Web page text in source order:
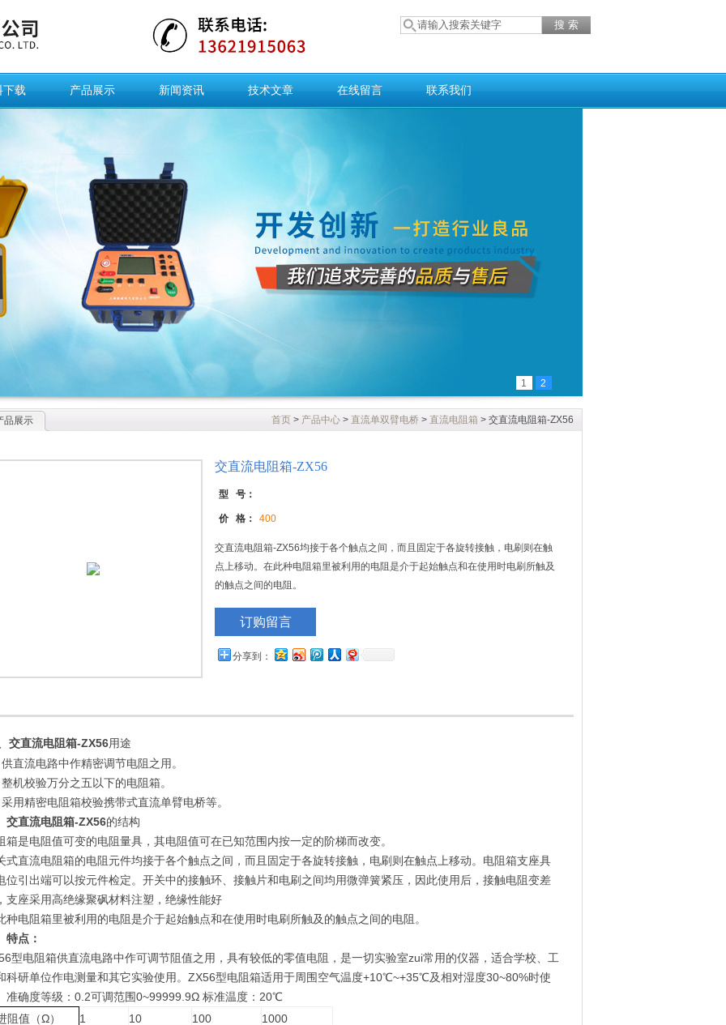
下载 产品展示 新闻资讯 技术文章 在线留言 联系我们
1 2
品展示 首页 > 产品中心 > 直流单双臂电桥 > 直流电阻箱 > 交直流电阻箱-ZX56
交直流电阻箱-ZX56
型 号：
价 格： 400
交直流电阻箱-ZX56均接于各个触点之间，而且固定于各旋转接触，电刷则在触
点上移动。在此种电阻箱里被利用的电阻是介于起始触点和在使用时电刷所触及
的触点之间的电阻。
订购留言
分享到：
交直流电阻箱-ZX56用途
直流电路中作精密调节电阻之用。
机校验万分之五以下的电阻箱。
用精密电阻箱校验携带式直流单臂电桥等。
交直流电阻箱-ZX56的结构
箱是电阻值可变的电阻量具，其电阻值可在已知范围内按一定的阶梯而改变。
式直流电阻箱的电阻元件均接于各个触点之间，而且固定于各旋转接触，电刷则在触点上移动。 电阻箱支座具
位引出端可以按元件检定。开关中的接触环、接触片和电刷之间均用微弹簧紧压，因此使用后，接触电阻变差
支座采用高绝缘聚砜材料注塑，绝缘性能好
种电阻箱里被利用的电阻是介于起始触点和在使用时电刷所触及的触点之间的电阻。
特点：
型电阻箱供直流电路中作可调节阻值之用，具有较低的零值电阻，是一切实验室zui常用的仪器，适合学校、工
科研单位作电测量和其它实验使用。ZX56型电阻箱适用于周围空气温度+10℃~+35℃及相对湿度30~80%时使
准确度等级：0.2可调范围0~99999.9Ω 标准温度：20℃
阻值（Ω）
1 10 100
1000